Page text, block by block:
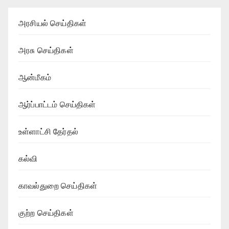
அரசியல் செய்திகள்
அரசு செய்திகள்
ஆன்மீகம்
ஆர்ப்பாட்டம் செய்திகள்
உள்ளாட்சி தேர்தல்
கல்வி
காவல்துறை செய்திகள்
குற்ற செய்திகள்